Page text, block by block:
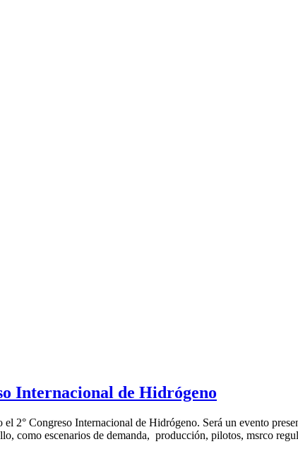
Internacional de Hidrógeno
2° Congreso Internacional de Hidrógeno. Será un evento
como escenarios de demanda, producción, pilotos, msrco